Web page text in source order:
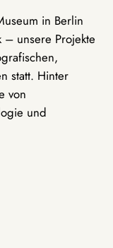
in Berlin
unsere Projekte
statt. Hinter
von
und